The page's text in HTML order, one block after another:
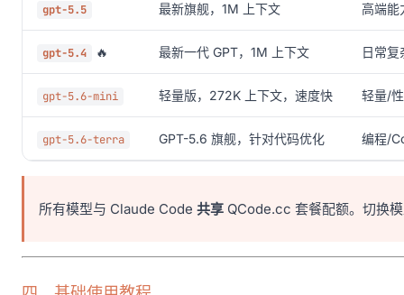
gpt-5.5 最新旗舰，1M 上下文 高端
gpt-5.4 🔥 最新一代 GPT，1M 上下文 日常复
gpt-5.6-mini 轻量版，272K 上下文，速度快 轻量/
gpt-5.6-terra GPT-5.6 旗舰，针对代码优化 编程/
所有模型与 Claude Code 共享 QCode.cc 套餐配额。切换